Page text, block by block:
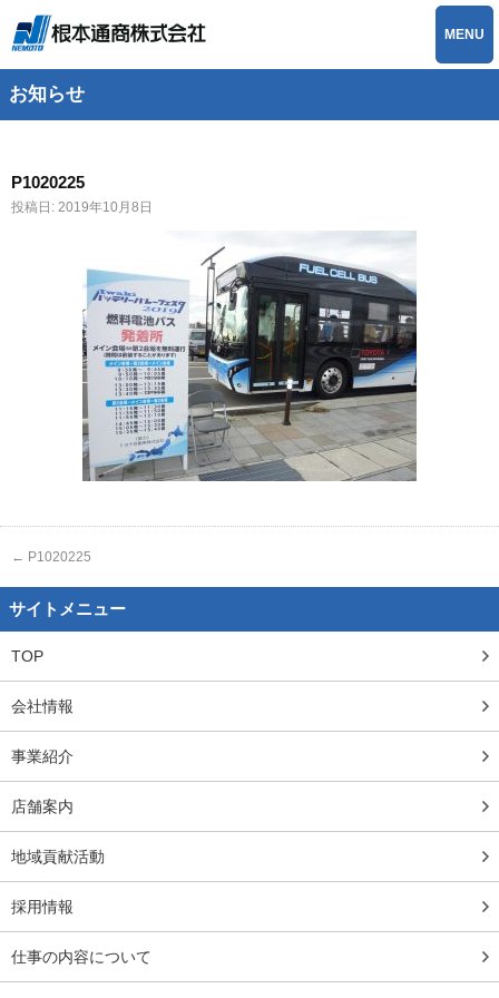
MENU
お知らせ
P1020225
投稿日: 2019年10月8日
← P1020225
サイトメニュー
TOP
会社情報
事業紹介
店舗案内
地域貢献活動
採用情報
仕事の内容について